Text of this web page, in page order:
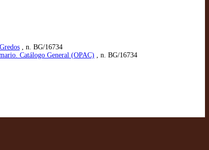
, n. BG/16734
Catálogo General (OPAC) , n. BG/16734